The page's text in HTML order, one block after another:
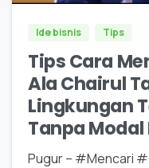
Ide bisnis Tips
Tips Cara
Ala Chairul
Lingkungan
Tanpa Modal
Pugur – #Mencari